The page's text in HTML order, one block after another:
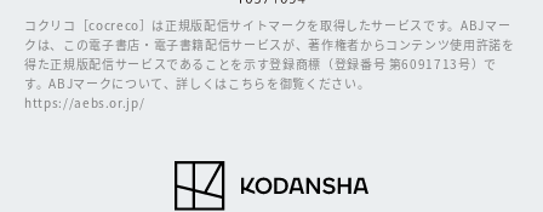
コクリコ［cocreco］は正規版配信サイトマークを取得したサービスです。ABJマー
クは、この電子書店・電子書籍配信サービスが、著作権者からコンテンツ使用許諾を
得た正規版配信サービスであることを示す登録商標（登録番号 第6091713号）で
す。ABJマークについて、詳しくはこちらを御覧ください。
https://aebs.or.jp/